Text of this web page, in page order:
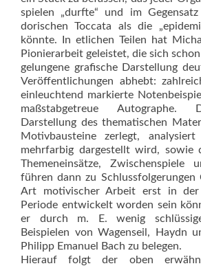
spielen „durfte“ und im
dorischen Toccata als die
könnte. In etlichen Teilen hat
Pionierarbeit geleistet, die sich
gelungene grafische Darstellung
Veröffentlichungen ab­hebt:
einleuchtend markierte
maß­stabgetreue Autographe.
Darstellung des thematischen
Motivbausteine zerlegt,
mehrfarbig dargestellt wird, sowie
Themeneinsätze, Zwischenspiele
führen dann zu Schlussfolgerungen
Art motivischer Arbeit erst in der
Periode entwi­ckelt worden sein
er durch m. E. wenig
Beispielen von Wagenseil, Haydn
Philipp Emanuel Bach zu belegen.
Hierauf folgt der oben